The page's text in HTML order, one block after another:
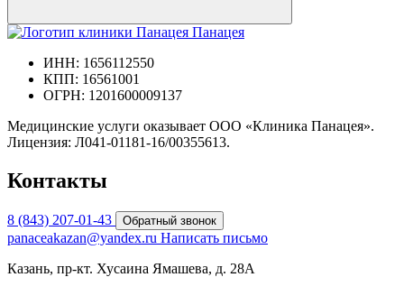
Панацея
ИНН: 1656112550
КПП: 16561001
ОГРН: 1201600009137
Медицинские услуги оказывает ООО «Клиника Панацея».
Лицензия: Л041-01181-16/00355613.
Контакты
8 (843) 207-01-43 Обратный звонок
panaceakazan@yandex.ru Написать письмо
Казань, пр-кт. Хусаина Ямашева, д. 28А